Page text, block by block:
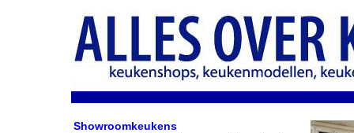
Showroomkeukens